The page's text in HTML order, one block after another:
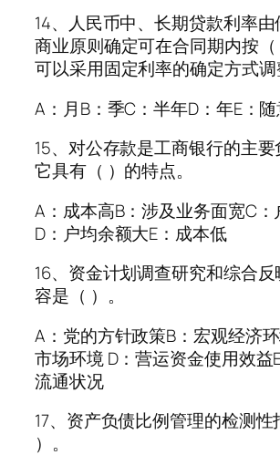
14、人民币中、长期贷款利率
商业原则确定可在合同期内按
可以采用固定利率的确定方式调
A：月B：季C：半年D：年E：
15、对公存款是工商银行的主要
它具有（ ）的特点。
A：成本高B：涉及业务面宽C
D：户均余额大E：成本低
16、资金计划调查研究和综合
容是（ ）。
A：党的方针政策B：宏观经济
市场环境 D：营运资金使用效益
流通状况
17、资产负债比例管理的检测性
）。